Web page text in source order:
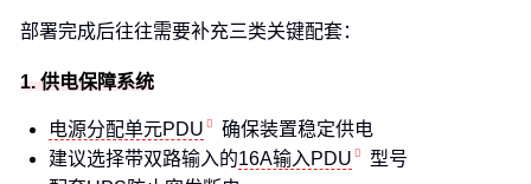
部署完成后往往需要补充三类关键配套：
1. 供电保障系统
电源分配单元PDU
确保装置稳定供电
建议选择带双路输入的16A输入PDU
型号